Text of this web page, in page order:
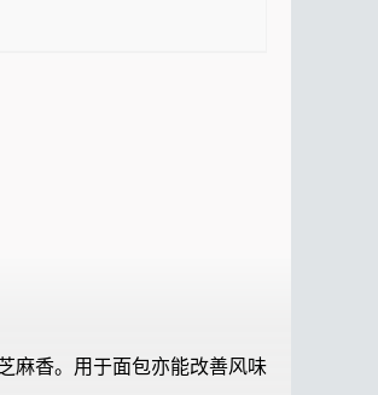
麻香。用于面包亦能改善风味